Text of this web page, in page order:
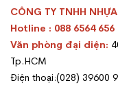
CÔNG TY TNHH
Hotline : 088 6564 656
Văn phòng đại diện:
Tp.HCM
Điện thoại:(028) 39600